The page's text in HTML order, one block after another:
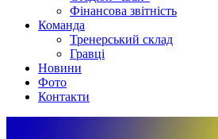
Фінансова звітність
Команда
Тренерський склад
Гравці
Новини
Фото
Контакти